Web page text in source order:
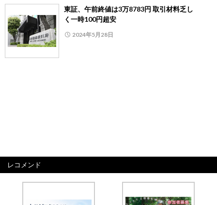
東証、午前終値は3万8783円 取引材料乏し
く一時100円超安
2024年5月28日
レコメンド